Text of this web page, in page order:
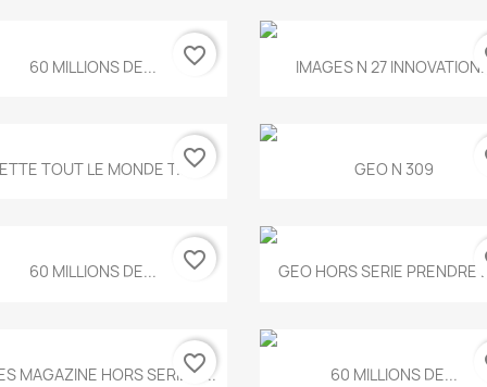
Aperçu rapide
60 MILLIONS DE... favorite_border Aperçu rapide
IMAGES N 27
Aperçu rapide
TOUT LE MONDE T.546
favorite_border Aperçu rapide
GEO N 309
Aperçu rapide
60 MILLIONS DE... favorite_border Aperçu rapide
GEO HORS SERIE PRENDRE
Aperçu rapide
MAGAZINE HORS SERIE N...
favorite_border Aperçu rapide
60 MILLIONS DE...